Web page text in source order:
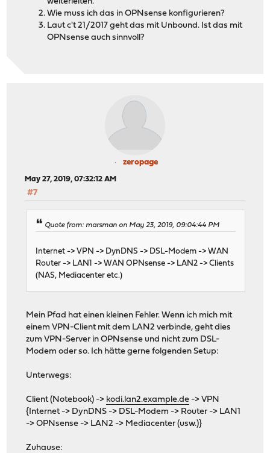
Wie muss ich das in OPNsense konfigurieren?
Laut c't 21/2017 geht das mit Unbound. Ist das mit
OPNsense auch sinnvoll?
zeropage
May 27, 2019, 07:32:12 AM
#7
Quote from: marsman on May 23, 2019, 09:04:44 PM
Internet -> VPN -> DynDNS -> DSL-Modem -> WAN
Router -> LAN1 -> WAN OPNsense -> LAN2 -> Clients
(NAS, Mediacenter etc.)
Mein Pfad hat einen kleinen Fehler. Wenn ich mich mit
einem VPN-Client mit dem LAN2 verbinde, geht dies
zum VPN-Server in OPNsense und nicht zum DSL-
Modem oder so. Ich hätte gerne folgenden Setup:
Unterwegs:
Client (Notebook) -> kodi.lan2.example.de -> VPN
{Internet -> DynDNS -> DSL-Modem -> Router -> LAN1
-> OPNsense -> LAN2 -> Mediacenter (usw.)}
Zuhause: